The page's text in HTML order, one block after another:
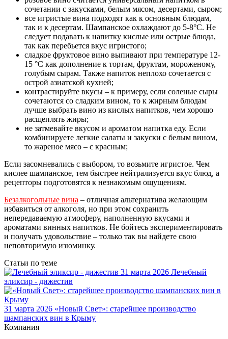
сочетании с закусками, белым мясом, десертами, сыром;
все игристые вина подходят как к основным блюдам,
так и к десертам. Шампанское охлаждают до 5-8°С. Не
следует подавать к напитку кислые или острые блюда,
так как перебьется вкус игристого;
сладкое фруктовое вино выпивают при температуре 12-
15 °С как дополнение к тортам, фруктам, мороженому,
голубым сырам. Также напиток неплохо сочетается с
острой азиатской кухней;
контрастируйте вкусы – к примеру, если соленые сыры
сочетаются со сладким вином, то к жирным блюдам
лучше выбрать вино из кислых напитков, чем хорошо
расщеплять жиры;
не затмевайте вкусом и ароматом напитка еду. Если
комбинируете легкие салаты и закуски с белым вином,
то жареное мясо – с красным;
Если засомневались с выбором, то возьмите игристое. Чем
кислее шампанское, тем быстрее нейтрализуется вкус блюд, а
рецепторы подготовятся к незнакомым ощущениям.
Безалкогольные вина – отличная альтернатива желающим
избавиться от алкоголя, но при этом сохранить
непередаваемую атмосферу, наполненную вкусами и
ароматами винных напитков. Не бойтесь экспериментировать
и получать удовольствие – только так вы найдете свою
неповторимую изюминку.
Статьи по теме
31 марта 2026 Лечебный
эликсир - дижестив
31 марта 2026 «Новый Свет»: старейшее производство
шампанских вин в Крыму
Компания